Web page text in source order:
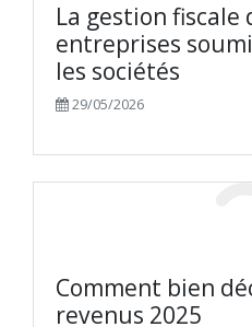
La gestion fiscale
entreprises
les sociétés
29/05/2026
Comment bien
revenus 2025